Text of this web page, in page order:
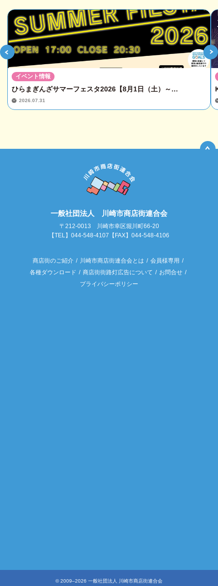
ひらまぎんざサマーフェスタ2026【8月1日（土）～…
2026.07.31
イベント情報
一般社団法人 川崎市商店街連合会
〒212-0013 川崎市幸区堀川町66-20
【TEL】044-548-4107【FAX】044-548-4106
商店街のご紹介 川崎市商店街連合会とは
会員様専用
各種ダウンロード
商店街街路灯広告について
お問合せ
プライバシーポリシー
©︎ 2009–2026 一般社団法人 川崎市商店街連合会